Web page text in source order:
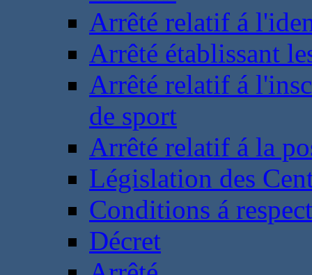
Arrêté relatif á
Arrêté établissant
Arrêté relatif á
de sport
Arrêté relatif á la
Législation des
Conditions á
Décret